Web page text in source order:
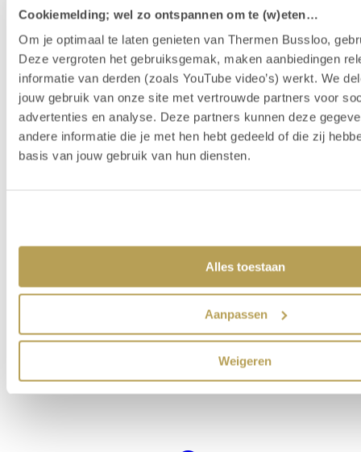
Cookiemelding; wel zo ontspannen om te (w)eten…
Om je optimaal te laten genieten van Thermen Bussloo,
Deze vergroten het gebruiksgemak, maken aanbiedingen
informatie van derden (zoals YouTube video’s) werkt. We
jouw gebruik van onze site met vertrouwde partners voor
advertenties en analyse. Deze partners kunnen deze
andere informatie die je met hen hebt gedeeld of die zij
basis van jouw gebruik van hun diensten.
Alles toestaan
Aanpassen
Weigeren
Badenkaart kopen & reserveren